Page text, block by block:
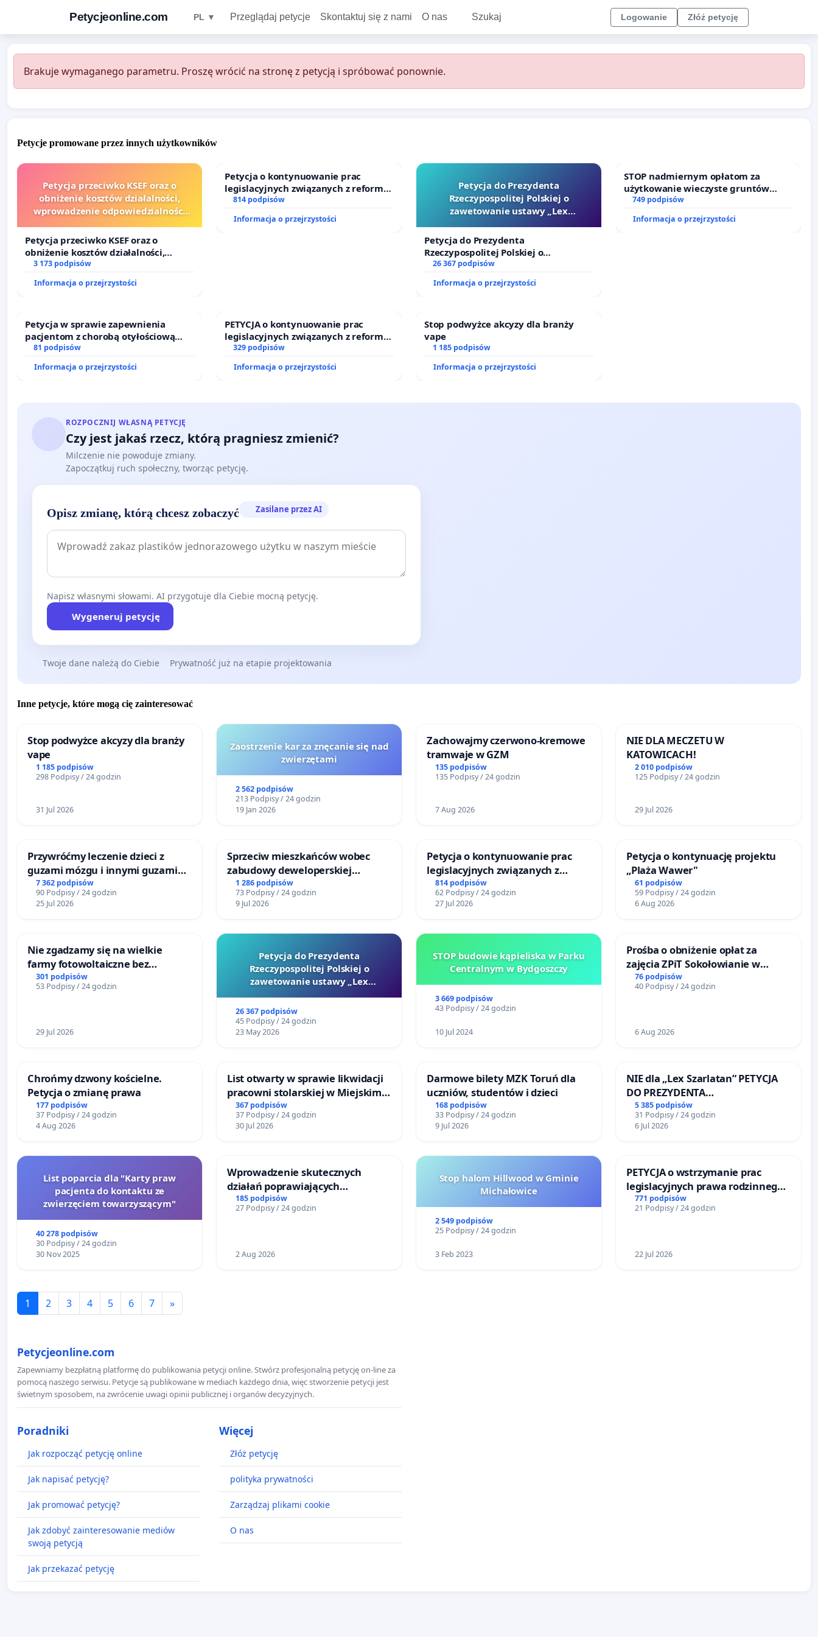
Petycjeonline.com PL ▼ Przeglądaj petycje Skontaktuj się z nami O nas Szukaj Logowanie Złóż petycję
Brakuje wymaganego parametru. Proszę wrócić na stronę z petycją i spróbować ponownie.
Petycje promowane przez innych użytkowników
Petycja przeciwko KSEF oraz o
obniżenie kosztów działalności,
wprowadzenie odpowiedzialności
sędziów
Petycja przeciwko KSEF oraz o
obniżenie kosztów działalności,
wprowadzenie odpowiedzialności
finansowej kluczowych urzędników i
sędziów
3 173 podpisów
Informacja o przejrzystości
Petycja o kontynuowanie prac
legislacyjnych związanych z reformą
prawa rodzinnego
814 podpisów
Informacja o przejrzystości
Petycja do Prezydenta
Rzeczypospolitej Polskiej o
zawetowanie ustawy „Lex
Petycja do Prezydenta
Rzeczypospolitej Polskiej o
zawetowanie ustawy „Lex Szarlatan”
26 367 podpisów
Informacja o przejrzystości
STOP nadmiernym opłatom za
użytkowanie wieczyste gruntów
zajmowanych przez rodzinne ogrody
działkowe.
749 podpisów
Informacja o przejrzystości
Petycja w sprawie zapewnienia
pacjentom z chorobą otyłościową
dostępu do kompleksowego leczenia
oraz programów profilaktycznych.
81 podpisów
Informacja o przejrzystości
PETYCJA o kontynuowanie prac
legislacyjnych związanych z reformą
prawa rodzinnego
329 podpisów
Informacja o przejrzystości
Stop podwyżce akcyzy dla branży
vape
1 185 podpisów
Informacja o przejrzystości
ROZPOCZNIJ WŁASNĄ PETYCJĘ
Czy jest jakaś rzecz, którą pragniesz zmienić?
Milczenie nie powoduje zmiany.
Zapoczątkuj ruch społeczny, tworząc petycję.
Opisz zmianę, którą chcesz zobaczyć Zasilane przez AI
Napisz własnymi słowami. AI przygotuje dla Ciebie mocną petycję.
Wygeneruj petycję
Twoje dane należą do Ciebie Prywatność już na etapie projektowania
Inne petycje, które mogą cię zainteresować
Stop podwyżce akcyzy dla branży
vape
1 185 podpisów
298 Podpisy / 24 godzin
31 Jul 2026
Zaostrzenie kar za znęcanie się nad
zwierzętami
2 562 podpisów
213 Podpisy / 24 godzin
19 Jan 2026
Zachowajmy czerwono-kremowe
tramwaje w GZM
135 podpisów
135 Podpisy / 24 godzin
7 Aug 2026
NIE DLA MECZETU W
KATOWICACH!
2 010 podpisów
125 Podpisy / 24 godzin
29 Jul 2026
Przywróćmy leczenie dzieci z
guzami mózgu i innymi guzami
litymi do Górnośląskiego
Centrum Zdrowia Dziecka w
Katowicach
7 362 podpisów
90 Podpisy / 24 godzin
25 Jul 2026
Sprzeciw mieszkańców wobec
zabudowy deweloperskiej
terenow zielonych w rejonie
Bulwarów Straceńskich w Bielsku-
Białej
1 286 podpisów
73 Podpisy / 24 godzin
9 Jul 2026
Petycja o kontynuowanie prac
legislacyjnych związanych z
reformą prawa rodzinnego
814 podpisów
62 Podpisy / 24 godzin
27 Jul 2026
Petycja o kontynuację projektu
„Plaża Wawer"
61 podpisów
59 Podpisy / 24 godzin
6 Aug 2026
Nie zgadzamy się na wielkie
farmy fotowoltaiczne bez
rzetelnych analiz i akceptacji
mieszkańców
301 podpisów
53 Podpisy / 24 godzin
29 Jul 2026
Petycja do Prezydenta
Rzeczypospolitej Polskiej o
zawetowanie ustawy „Lex
26 367 podpisów
45 Podpisy / 24 godzin
23 May 2026
STOP budowie kąpieliska w Parku
Centralnym w Bydgoszczy
3 669 podpisów
43 Podpisy / 24 godzin
10 Jul 2024
Prośba o obniżenie opłat za
zajęcia ZPiT Sokołowianie w
Sokołowskim Ośrodku Kultury
76 podpisów
40 Podpisy / 24 godzin
6 Aug 2026
Chrońmy dzwony kościelne.
Petycja o zmianę prawa
177 podpisów
37 Podpisy / 24 godzin
4 Aug 2026
List otwarty w sprawie likwidacji
pracowni stolarskiej w Miejskim
Teatrze Miniatura w Gdańsku
367 podpisów
37 Podpisy / 24 godzin
30 Jul 2026
Darmowe bilety MZK Toruń dla
uczniów, studentów i dzieci
168 podpisów
33 Podpisy / 24 godzin
9 Jul 2026
NIE dla „Lex Szarlatan” PETYCJA
DO PREZYDENTA
RZECZYPOSPOLITEJ POLSKIEJ
5 385 podpisów
31 Podpisy / 24 godzin
6 Jul 2026
List poparcia dla "Karty praw
pacjenta do kontaktu ze
zwierzęciem towarzyszącym"
40 278 podpisów
30 Podpisy / 24 godzin
30 Nov 2025
Wprowadzenie skutecznych
działań poprawiających
bezpieczeństwo na ulicy
Żeromskiego w Otwocku
185 podpisów
27 Podpisy / 24 godzin
2 Aug 2026
Stop halom Hillwood w Gminie
Michałowice
2 549 podpisów
25 Podpisy / 24 godzin
3 Feb 2023
PETYCJA o wstrzymanie prac
legislacyjnych prawa rodzinnego
narażających ofiary przemocy
771 podpisów
21 Podpisy / 24 godzin
22 Jul 2026
1 2 3 4 5 6 7 »
Petycjeonline.com
Zapewniamy bezpłatną platformę do publikowania petycji online. Stwórz profesjonalną petycję on-line za
pomocą naszego serwisu. Petycje są publikowane w mediach każdego dnia, więc stworzenie petycji jest
świetnym sposobem, na zwrócenie uwagi opinii publicznej i organów decyzyjnych.
Poradniki
Jak rozpocząć petycję online
Jak napisać petycję?
Jak promować petycję?
Jak zdobyć zainteresowanie mediów
swoją petycją
Jak przekazać petycję
Więcej
Złóż petycję
polityka prywatności
Zarządzaj plikami cookie
O nas